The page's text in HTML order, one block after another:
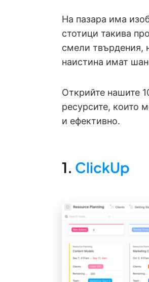
На пазара има
стотици такива
смели твърдения,
наистина имат
Открийте нашите
ресурсите, които
и ефективно.
1. ClickUp